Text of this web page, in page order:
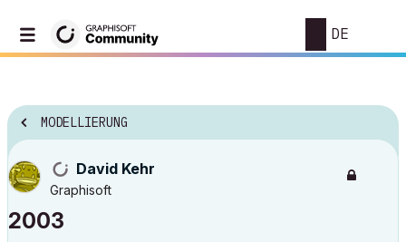
DE
MODELLIERUNG
David Kehr
Graphisoft
2003